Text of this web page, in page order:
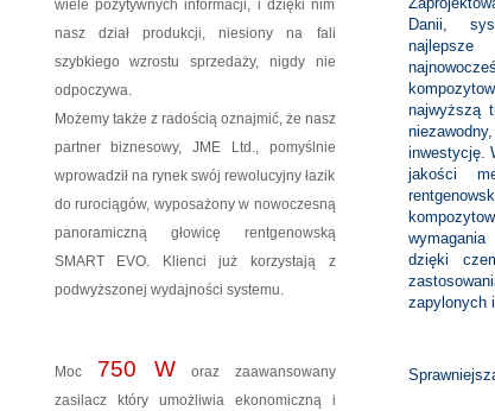
wiele pozytywnych informacji, i dzięki nim
nasz dział produkcji, niesiony na fali
szybkiego wzrostu sprzedaży, nigdy nie
odpoczywa.
Możemy także z radością oznajmić, że nasz
partner biznesowy, JME Ltd., pomyślnie
wprowadził na rynek swój rewolucyjny łazik
do rurociągów, wyposażony w nowoczesną
panoramiczną głowicę rentgenowską
SMART EVO. Klienci już korzystają z
podwyższonej wydajności systemu.
Moc 750 W oraz zaawansowany
zasilacz który umożliwia ekonomiczną i
Danii,
najwyższą
inwestycję.
jakości
dzięki
zapylonych